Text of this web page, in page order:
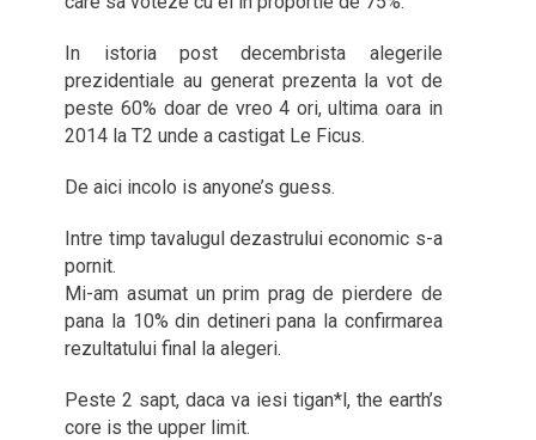
In istoria post decembrista alegerile
prezidentiale au generat prezenta la vot de
peste 60% doar de vreo 4 ori, ultima oara in
2014 la T2 unde a castigat Le Ficus.
De aici incolo is anyone’s guess.
Intre timp tavalugul dezastrului economic s-a
pornit.
Mi-am asumat un prim prag de pierdere de
pana la 10% din detineri pana la confirmarea
rezultatului final la alegeri.
Peste 2 sapt, daca va iesi tigan*l, the earth’s
core is the upper limit.